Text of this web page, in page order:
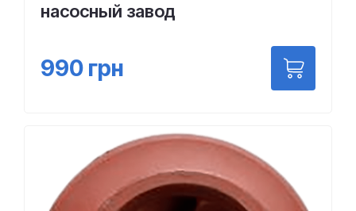
насосный завод
990 грн